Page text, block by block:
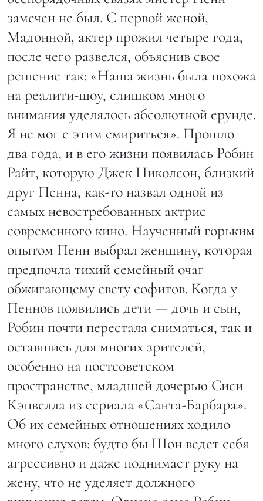
замечен не был. С первой женой,
Мадонной, актер прожил четыре года,
после чего развелся, объяснив свое
решение так: «Наша жизнь была похожа
на реалити-шоу, слишком много
внимания уделялось абсолютной ерунде.
Я не мог с этим смириться». Прошло
два года, и в его жизни появилась Робин
Райт, которую Джек Николсон, близкий
друг Пенна, как-то назвал одной из
самых невостребованных актрис
современного кино. Наученный горьким
опытом Пенн выбрал женщину, которая
предпочла тихий семейный очаг
обжигающему свету софитов. Когда у
Пеннов появились дети — дочь и сын,
Робин почти перестала сниматься, так и
оставшись для многих зрителей,
особенно на постсоветском
пространстве, младшей дочерью Сиси
Кэпвелла из сериала «Санта-Барбара».
Об их семейных отношениях ходило
много слухов: будто бы Шон ведет себя
агрессивно и даже поднимает руку на
жену, что не уделяет должного